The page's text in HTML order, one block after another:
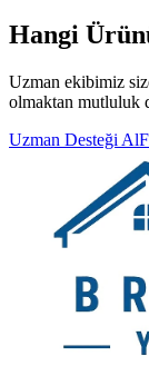
Hangi
Uzman ekibimiz
olmaktan mutluluk
Uzman Desteği Al